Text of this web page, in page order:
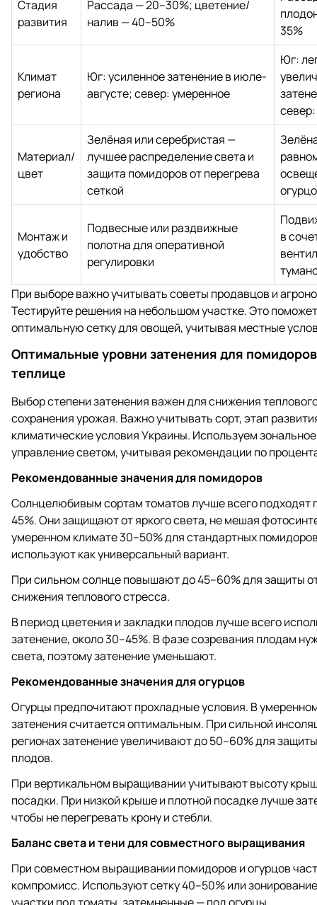
Стадия
развития
Рассада — 20–30%; цветение/
налив — 40–50%
35%
Климат
региона
Юг: усиленное затенение в июле-
августе; север: умеренное
Юг:
Материал/
цвет
Зелёная или серебристая —
лучшее распределение света и
защита помидоров от перегрева
сеткой
Монтаж и
удобство
Подвесные или раздвижные
полотна для оперативной
регулировки
в
При выборе важно учитывать советы продавцов и
Тестируйте решения на небольшом участке. Это
оптимальную сетку для овощей, учитывая местные
Оптимальные уровни затенения для
теплице
Выбор степени затенения важен для снижения
сохранения урожая. Важно учитывать сорт, этап
климатические условия Украины. Используем
управление светом, учитывая рекомендации по
Рекомендованные значения для помидоров
Солнцелюбивым сортам томатов лучше всего подходят
45%. Они защищают от яркого света, не мешая
умеренном климате 30–50% для стандартных
используют как универсальный вариант.
При сильном солнце повышают до 45–60% для защиты
снижения теплового стресса.
В период цветения и закладки плодов лучше всего
затенение, около 30–45%. В фазе созревания плодам
света, поэтому затенение уменьшают.
Рекомендованные значения для огурцов
Огурцы предпочитают прохладные условия. В
затенения считается оптимальным. При сильной
регионах затенение увеличивают до 50–60% для
плодов.
При вертикальном выращивании учитывают высоту
посадки. При низкой крыше и плотной посадке лучше
чтобы не перегревать крону и стебли.
Баланс света и тени для совместного выращивания
При совместном выращивании помидоров и огурцов
компромисс. Используют сетку 40–50% или